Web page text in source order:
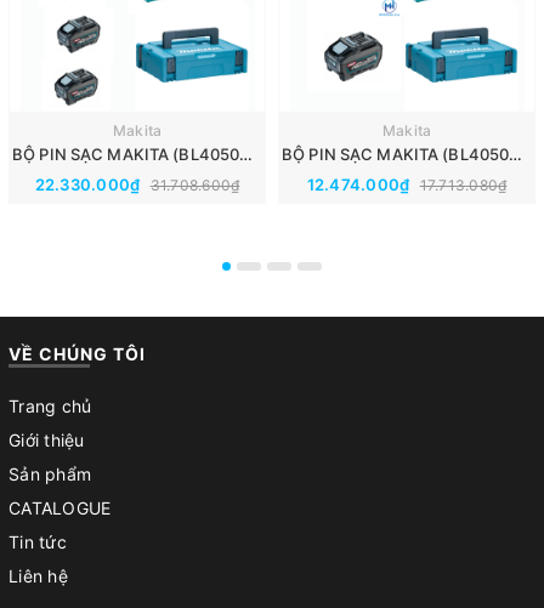
Makita
BỘ PIN SẠC MAKITA (BL4050F*4+DC40RB+MAKPAC) 191U42-2
22.330.000₫ 31.708.600₫
Makita
BỘ PIN SẠC MAKITA (BL4050F*2+DC40RB+MAKPAC) 191U13-9
12.474.000₫ 17.713.080₫
VỀ CHÚNG TÔI
Trang chủ
Giới thiệu
Sản phẩm
CATALOGUE
Tin tức
Liên hệ